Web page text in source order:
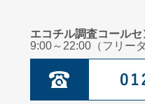
エコチル調査コールセ
9:00～22:00（フリー